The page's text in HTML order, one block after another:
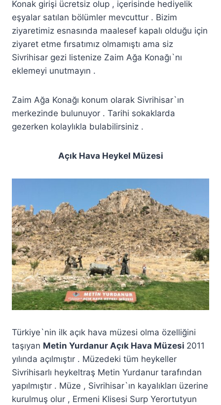
Konak girişi ücretsiz olup , içerisinde hediyelik
eşyalar satılan bölümler mevcuttur . Bizim
ziyaretimiz esnasında maalesef kapalı olduğu için
ziyaret etme fırsatımız olmamıştı ama siz
Sivrihisar gezi listenize Zaim Ağa Konağı`nı
eklemeyi unutmayın .
Zaim Ağa Konağı konum olarak Sivrihisar`ın
merkezinde bulunuyor . Tarihi sokaklarda
gezerken kolaylıkla bulabilirsiniz .
Açık Hava Heykel Müzesi
Türkiye`nin ilk açık hava müzesi olma özelliğini
taşıyan Metin Yurdanur Açık Hava Müzesi 2011
yılında açılmıştır . Müzedeki tüm heykeller
Sivrihisarlı heykeltraş Metin Yurdanur tarafından
yapılmıştır . Müze , Sivrihisar`ın kayalıkları üzerine
kurulmuş olur , Ermeni Klisesi Surp Yerortutyun